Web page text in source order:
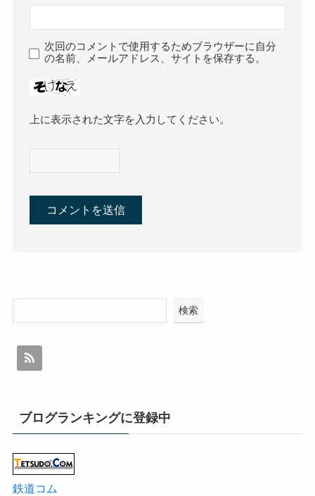
次回のコメントで使用するためブラウザーに自分
の名前、メールアドレス、サイトを保存する。
上に表示された文字を入力してください。
検索
ブログランキングに登録中
鉄道コム